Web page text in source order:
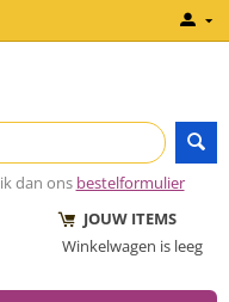
dan ons bestelformulier
JOUW ITEMS
Winkelwagen is leeg